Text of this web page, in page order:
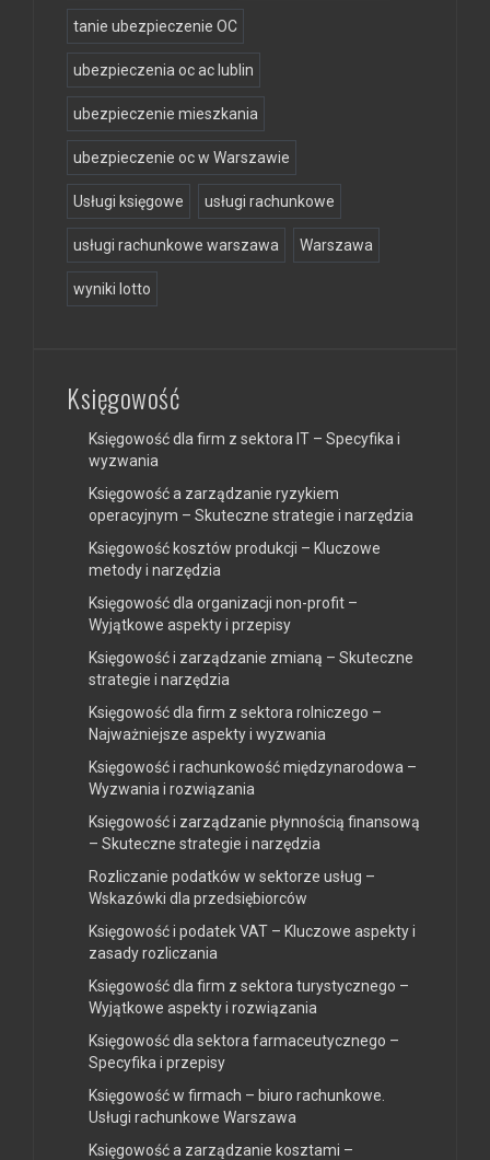
tanie ubezpieczenie OC
ubezpieczenia oc ac lublin
ubezpieczenie mieszkania
ubezpieczenie oc w Warszawie
Usługi księgowe usługi rachunkowe
usługi rachunkowe warszawa Warszawa
wyniki lotto
Księgowość
Księgowość dla firm z sektora IT – Specyfika i
wyzwania
Księgowość a zarządzanie ryzykiem
operacyjnym – Skuteczne strategie i narzędzia
Księgowość kosztów produkcji – Kluczowe
metody i narzędzia
Księgowość dla organizacji non-profit –
Wyjątkowe aspekty i przepisy
Księgowość i zarządzanie zmianą – Skuteczne
strategie i narzędzia
Księgowość dla firm z sektora rolniczego –
Najważniejsze aspekty i wyzwania
Księgowość i rachunkowość międzynarodowa –
Wyzwania i rozwiązania
Księgowość i zarządzanie płynnością finansową
– Skuteczne strategie i narzędzia
Rozliczanie podatków w sektorze usług –
Wskazówki dla przedsiębiorców
Księgowość i podatek VAT – Kluczowe aspekty i
zasady rozliczania
Księgowość dla firm z sektora turystycznego –
Wyjątkowe aspekty i rozwiązania
Księgowość dla sektora farmaceutycznego –
Specyfika i przepisy
Księgowość w firmach – biuro rachunkowe.
Usługi rachunkowe Warszawa
Księgowość a zarządzanie kosztami –